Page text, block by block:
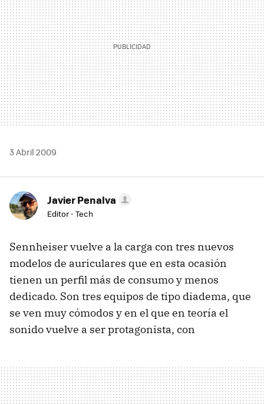
3 Abril 2009
Javier Penalva
Editor - Tech
Sennheiser vuelve a la carga con tres nuevos
modelos de auriculares que en esta ocasión
tienen un perfil más de consumo y menos
dedicado. Son tres equipos de tipo diadema, que
se ven muy cómodos y en el que en teoría el
sonido vuelve a ser protagonista, con